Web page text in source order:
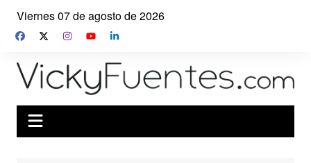
Saltar
contenido
Viernes 07 de agosto de 2026